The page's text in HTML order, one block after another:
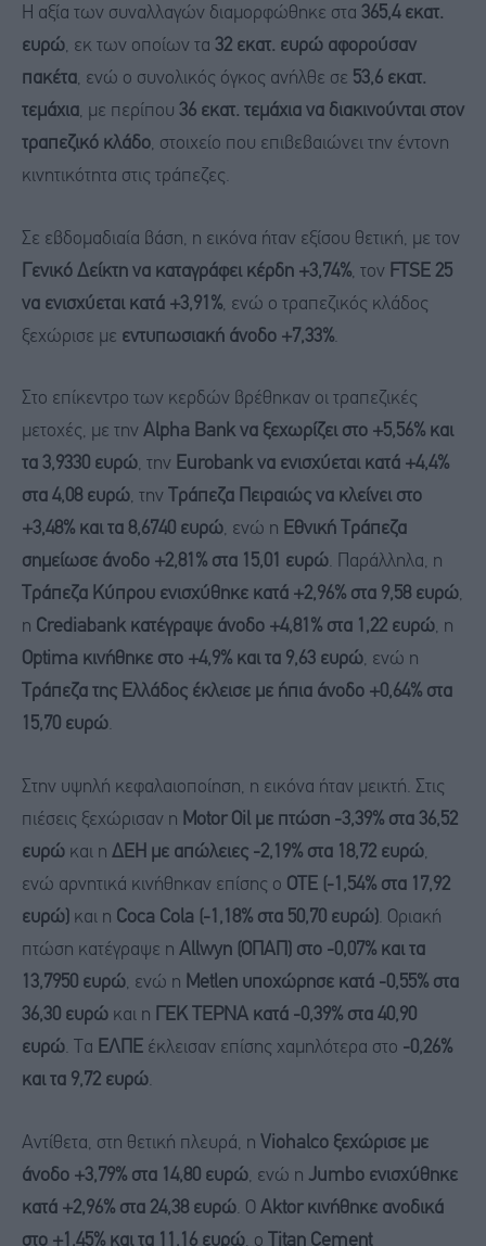
Η αξία των συναλλαγών διαμορφώθηκε στα 365,4 εκατ.
ευρώ, εκ των οποίων τα 32 εκατ. ευρώ αφορούσαν
πακέτα, ενώ ο συνολικός όγκος ανήλθε σε 53,6 εκατ.
τεμάχια, με περίπου 36 εκατ. τεμάχια να διακινούνται στον
τραπεζικό κλάδο, στοιχείο που επιβεβαιώνει την έντονη
κινητικότητα στις τράπεζες.
Σε εβδομαδιαία βάση, η εικόνα ήταν εξίσου θετική, με τον
Γενικό Δείκτη να καταγράφει κέρδη +3,74%, τον FTSE 25
να ενισχύεται κατά +3,91%, ενώ ο τραπεζικός κλάδος
ξεχώρισε με εντυπωσιακή άνοδο +7,33%.
Στο επίκεντρο των κερδών βρέθηκαν οι τραπεζικές
μετοχές, με την Alpha Bank να ξεχωρίζει στο +5,56% και
τα 3,9330 ευρώ, την Eurobank να ενισχύεται κατά +4,4%
στα 4,08 ευρώ, την
Τράπεζα Πειραιώς να κλείνει στο
+3,48% και τα 8,6740 ευρώ, ενώ η Εθνική Τράπεζα
σημείωσε άνοδο +2,81% στα 15,01 ευρώ. Παράλληλα, η
Τράπεζα Κύπρου ενισχύθηκε κατά +2,96% στα 9,58 ευρώ,
η Crediabank κατέγραψε άνοδο +4,81% στα 1,22 ευρώ, η
Optima κινήθηκε στο +4,9% και τα 9,63 ευρώ, ενώ η
Τράπεζα της Ελλάδος έκλεισε με ήπια άνοδο +0,64% στα
15,70 ευρώ.
Στην υψηλή κεφαλαιοποίηση, η εικόνα ήταν μεικτή. Στις
πιέσεις ξεχώρισαν η Motor Oil με πτώση -3,39% στα 36,52
ευρώ και η ΔΕΗ με απώλειες -2,19% στα 18,72 ευρώ,
ενώ αρνητικά κινήθηκαν επίσης ο ΟΤΕ (-1,54% στα 17,92
ευρώ) και η Coca Cola (-1,18% στα 50,70 ευρώ) . Οριακή
πτώση κατέγραψε η Allwyn (ΟΠΑΠ) στο -0,07% και τα
13,7950 ευρώ, ενώ η Metlen υποχώρησε κατά -0,55% στα
36,30 ευρώ και η
ΓΕΚ ΤΕΡΝΑ κατά -0,39% στα 40,90
ευρώ. Τα ΕΛΠΕ έκλεισαν επίσης χαμηλότερα στο -0,26%
και τα 9,72 ευρώ.
Αντίθετα, στη θετική πλευρά, η Viohalco ξεχώρισε με
άνοδο +3,79% στα 14,80 ευρώ, ενώ η Jumbo ενισχύθηκε
κατά +2,96% στα 24,38 ευρώ. Ο Aktor κινήθηκε ανοδικά
στο +1,45% και τα 11,16 ευρώ, ο Titan Cement